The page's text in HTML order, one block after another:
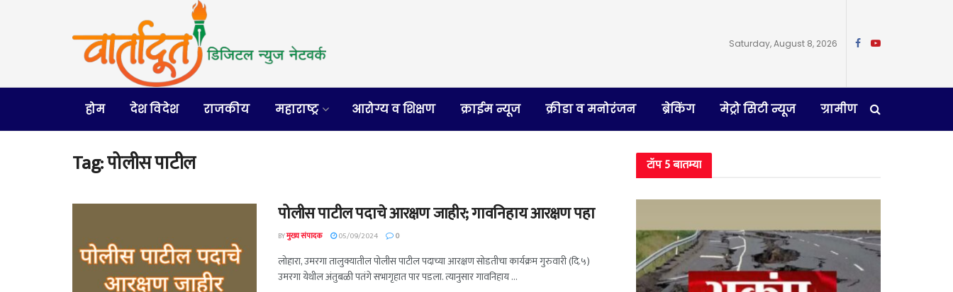
Saturday, August 8, 2026
होम देश विदेश राजकीय महाराष्ट्र आरोग्य व शिक्षण क्राईम न्यूज क्रीडा व मनोरंजन ब्रेकिंग मेट्रो सिटी न्यूज ग्रामीण
Tag:पोलीस पाटील
पोलीस पाटील पदाचे आरक्षण जाहीर; गावनिहाय आरक्षण पहा
BYमुख्य संपादक 05/09/2024 0
लोहारा, उमरगा तालुक्यातील पोलीस पाटील पदाच्या आरक्षण सोडतीचा कार्यक्रम गुरुवारी (दि.५)
उमरगा येथील अंतुबळी पतंगे सभागृहात पार पडला. त्यानुसार गावनिहाय ...
टॉप 5 बातम्या